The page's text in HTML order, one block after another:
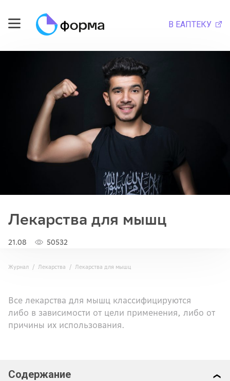
В ЕАПТЕКУ
Лекарства для мышц
21.08 50532
Журнал Лекарства Лекарства для мышц
Все лекарства для мышц классифицируются
либо в зависимости от цели применения, либо от
причины их использования.
Содержание